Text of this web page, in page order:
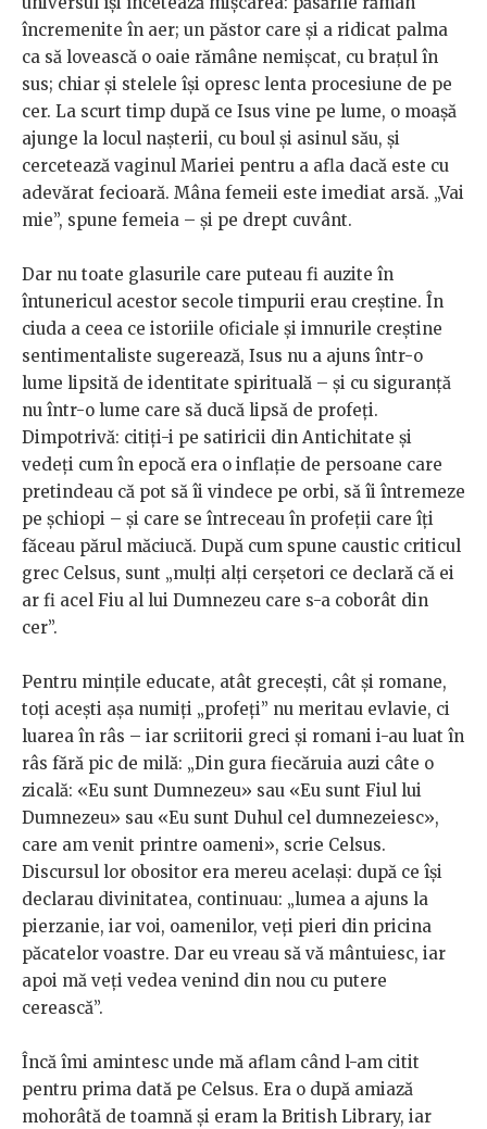
încremenite în aer; un păstor care și a ridicat palma
ca să lovească o oaie rămâne nemișcat, cu brațul în
sus; chiar și stelele își opresc lenta procesiune de pe
cer. La scurt timp după ce Isus vine pe lume, o moașă
ajunge la locul nașterii, cu boul și asinul său, și
cercetează vaginul Mariei pentru a afla dacă este cu
adevărat fecioară. Mâna femeii este imediat arsă. „Vai
mie”, spune femeia – și pe drept cuvânt.
Dar nu toate glasurile care puteau fi auzite în
întunericul acestor secole timpurii erau creștine. În
ciuda a ceea ce istoriile oficiale și imnurile creștine
sentimentaliste sugerează, Isus nu a ajuns într-o
lume lipsită de identitate spirituală – și cu siguranță
nu într-o lume care să ducă lipsă de profeți.
Dimpotrivă: citiți-i pe satiricii din Antichitate și
vedeți cum în epocă era o inflație de persoane care
pretindeau că pot să îi vindece pe orbi, să îi întremeze
pe șchiopi – și care se întreceau în profeții care îți
făceau părul măciucă. După cum spune caustic criticul
grec Celsus, sunt „mulți alți cerșetori ce declară că ei
ar fi acel Fiu al lui Dumnezeu care s-a coborât din
cer”.
Pentru mințile educate, atât grecești, cât și romane,
toți acești așa numiți „profeți” nu meritau evlavie, ci
luarea în râs – iar scriitorii greci și romani i-au luat în
râs fără pic de milă: „Din gura fiecăruia auzi câte o
zicală: «Eu sunt Dumnezeu» sau «Eu sunt Fiul lui
Dumnezeu» sau «Eu sunt Duhul cel dumnezeiesc»,
care am venit printre oameni», scrie Celsus.
Discursul lor obositor era mereu același: după ce își
declarau divinitatea, continuau: „lumea a ajuns la
pierzanie, iar voi, oamenilor, veți pieri din pricina
păcatelor voastre. Dar eu vreau să vă mântuiesc, iar
apoi mă veți vedea venind din nou cu putere
cerească”.
Încă îmi amintesc unde mă aflam când l-am citit
pentru prima dată pe Celsus. Era o după amiază
mohorâtă de toamnă și eram la British Library, iar